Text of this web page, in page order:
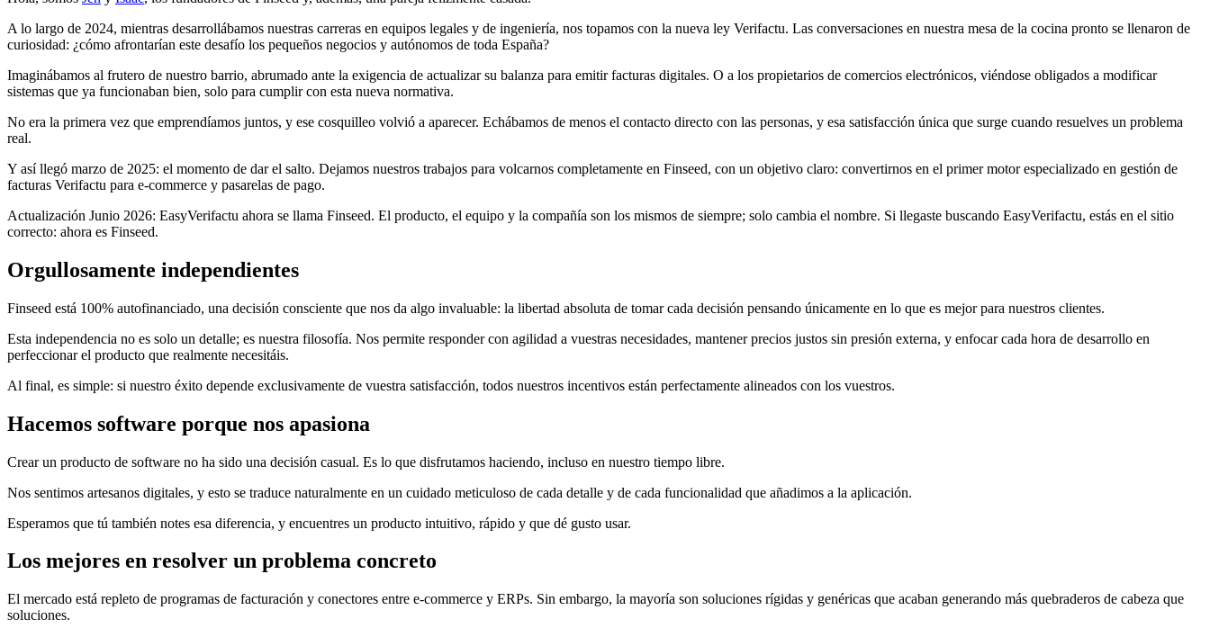
A lo largo de 2024, mientras desarrollábamos nuestras carreras en equipos legales y de ingeniería, nos topamos con la nueva ley Verifactu. Las conversaciones en nuestra mesa de la cocina pronto se llenaron de
curiosidad: ¿cómo afrontarían este desafío los pequeños negocios y autónomos de toda España?
Imaginábamos al frutero de nuestro barrio, abrumado ante la exigencia de actualizar su balanza para emitir facturas digitales. O a los propietarios de comercios electrónicos, viéndose obligados a modificar
sistemas que ya funcionaban bien, solo para cumplir con esta nueva normativa.
No era la primera vez que emprendíamos juntos, y ese cosquilleo volvió a aparecer. Echábamos de menos el contacto directo con las personas, y esa satisfacción única que surge cuando resuelves un problema
real.
Y así llegó marzo de 2025: el momento de dar el salto. Dejamos nuestros trabajos para volcarnos completamente en Finseed, con un objetivo claro: convertirnos en el primer motor especializado en gestión de
facturas Verifactu para e-commerce y pasarelas de pago.
Actualización Junio 2026: EasyVerifactu ahora se llama Finseed. El producto, el equipo y la compañía son los mismos de siempre; solo cambia el nombre. Si llegaste buscando EasyVerifactu, estás en el sitio
correcto: ahora es Finseed.
Orgullosamente independientes
Finseed está 100% autofinanciado, una decisión consciente que nos da algo invaluable: la libertad absoluta de tomar cada decisión pensando únicamente en lo que es mejor para nuestros clientes.
Esta independencia no es solo un detalle; es nuestra filosofía. Nos permite responder con agilidad a vuestras necesidades, mantener precios justos sin presión externa, y enfocar cada hora de desarrollo en
perfeccionar el producto que realmente necesitáis.
Al final, es simple: si nuestro éxito depende exclusivamente de vuestra satisfacción, todos nuestros incentivos están perfectamente alineados con los vuestros.
Hacemos software porque nos apasiona
Crear un producto de software no ha sido una decisión casual. Es lo que disfrutamos haciendo, incluso en nuestro tiempo libre.
Nos sentimos artesanos digitales, y esto se traduce naturalmente en un cuidado meticuloso de cada detalle y de cada funcionalidad que añadimos a la aplicación.
Esperamos que tú también notes esa diferencia, y encuentres un producto intuitivo, rápido y que dé gusto usar.
Los mejores en resolver un problema concreto
El mercado está repleto de programas de facturación y conectores entre e-commerce y ERPs. Sin embargo, la mayoría son soluciones rígidas y genéricas que acaban generando más quebraderos de cabeza que
soluciones.